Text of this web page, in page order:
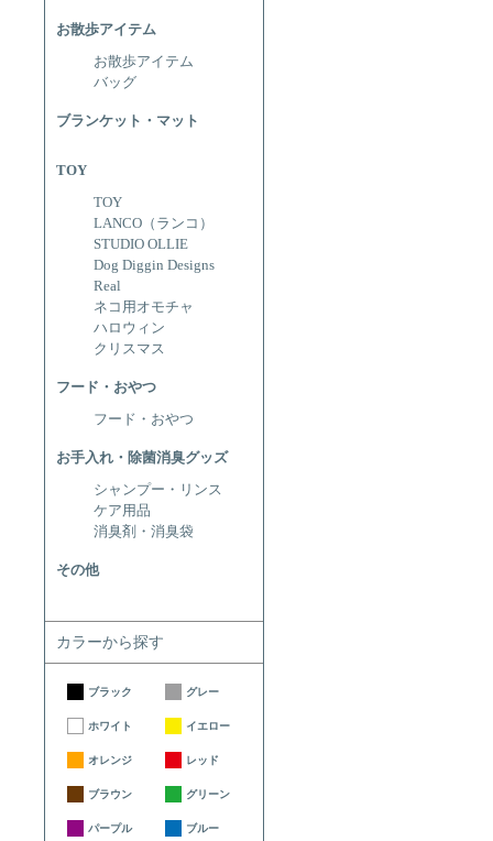
お散歩アイテム
お散歩アイテム
バッグ
ブランケット・マット
TOY
TOY
LANCO（ランコ）
STUDIO OLLIE
Dog Diggin Designs
Real
ネコ用オモチャ
ハロウィン
クリスマス
フード・おやつ
フード・おやつ
お手入れ・除菌消臭グッズ
シャンプー・リンス
ケア用品
消臭剤・消臭袋
その他
カラーから探す
ブラック グレー
ホワイト イエロー
オレンジ レッド
ブラウン グリーン
パープル ブルー